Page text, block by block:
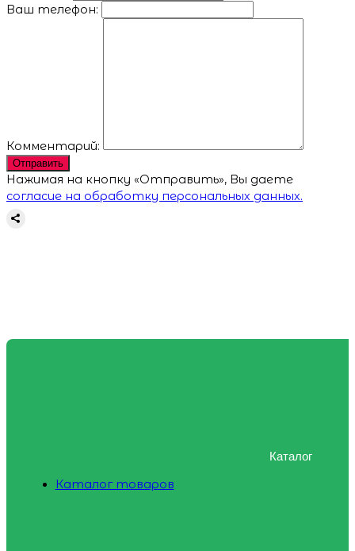
Ваш телефон:
Комментарий:
Отправить
Нажимая на кнопку «Отправить», Вы даете
согласие на обработку персональных данных.
Каталог
Каталог товаров